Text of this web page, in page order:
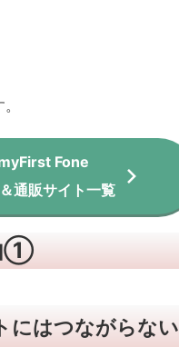
Fone
通販サイト一覧
①
にはつながらない